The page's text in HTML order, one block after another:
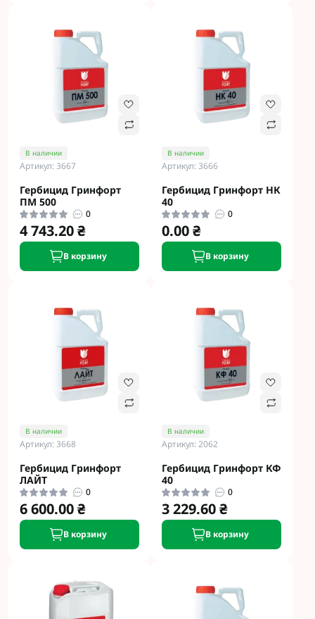
В наличии
Артикул: 3667
Гербицид Гринфорт
ПМ 500
0
4 743.20 ₴
В корзину
В наличии
Артикул: 3666
Гербицид Гринфорт НК
40
0
0.00 ₴
В корзину
В наличии
Артикул: 3668
Гербицид Гринфорт
ЛАЙТ
0
6 600.00 ₴
В корзину
В наличии
Артикул: 2062
Гербицид Гринфорт КФ
40
0
3 229.60 ₴
В корзину